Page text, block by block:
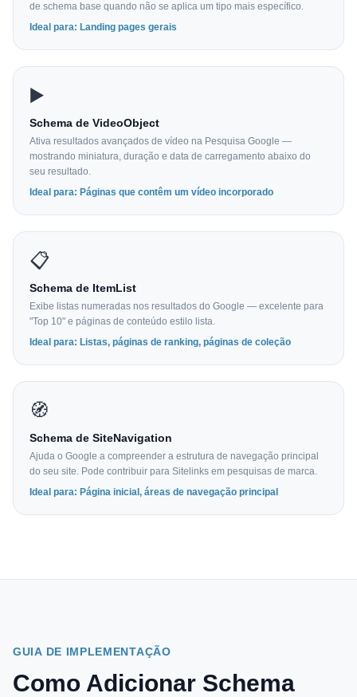
de schema base quando não se aplica um tipo mais específico.
Ideal para: Landing pages gerais
▶️
Schema de VideoObject
Ativa resultados avançados de vídeo na Pesquisa Google —
mostrando miniatura, duração e data de carregamento abaixo do
seu resultado.
Ideal para: Páginas que contêm um vídeo incorporado
📋
Schema de ItemList
Exibe listas numeradas nos resultados do Google — excelente para
"Top 10" e páginas de conteúdo estilo lista.
Ideal para: Listas, páginas de ranking, páginas de coleção
🧭
Schema de SiteNavigation
Ajuda o Google a compreender a estrutura de navegação principal
do seu site. Pode contribuir para Sitelinks em pesquisas de marca.
Ideal para: Página inicial, áreas de navegação principal
GUIA DE IMPLEMENTAÇÃO
Como Adicionar Schema